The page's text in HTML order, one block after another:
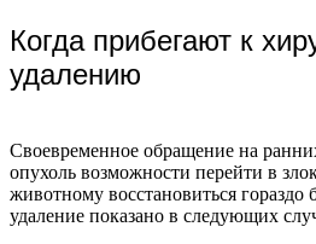
Когда прибегают к
удалению
Своевременное обращение на
опухоль возможности перейти в
животному восстановиться гораздо
удаление показано в следующих